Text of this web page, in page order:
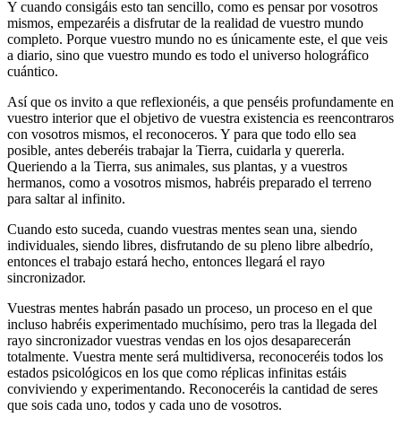
Y cuando consigáis esto tan sencillo, como es pensar por vosotros
mismos, empezaréis a disfrutar de la realidad de vuestro mundo
completo. Porque vuestro mundo no es únicamente este, el que veis
a diario, sino que vuestro mundo es todo el universo holográfico
cuántico.
Así que os invito a que reflexionéis, a que penséis profundamente en
vuestro interior que el objetivo de vuestra existencia es reencontraros
con vosotros mismos, el reconoceros. Y para que todo ello sea
posible, antes deberéis trabajar la Tierra, cuidarla y quererla.
Queriendo a la Tierra, sus animales, sus plantas, y a vuestros
hermanos, como a vosotros mismos, habréis preparado el terreno
para saltar al infinito.
Cuando esto suceda, cuando vuestras mentes sean una, siendo
individuales, siendo libres, disfrutando de su pleno libre albedrío,
entonces el trabajo estará hecho, entonces llegará el rayo
sincronizador.
Vuestras mentes habrán pasado un proceso, un proceso en el que
incluso habréis experimentado muchísimo, pero tras la llegada del
rayo sincronizador vuestras vendas en los ojos desaparecerán
totalmente. Vuestra mente será multidiversa, reconoceréis todos los
estados psicológicos en los que como réplicas infinitas estáis
conviviendo y experimentando. Reconoceréis la cantidad de seres
que sois cada uno, todos y cada uno de vosotros.